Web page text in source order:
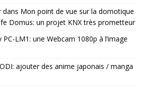
dans Mon point de vue sur la domotique
Domus: un projet KNX très prometteur
PC-LM1: une Webcam 1080p à l’image
ajouter des anime japonais / manga